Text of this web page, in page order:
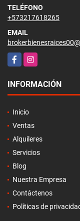
TELÉFONO
+573217618265
EMAIL
FacebookInstagram
INFORMACIÓN
Inicio
Ventas
Alquileres
Servicios
Blog
Nuestra Empresa
Contáctenos
Políticas de